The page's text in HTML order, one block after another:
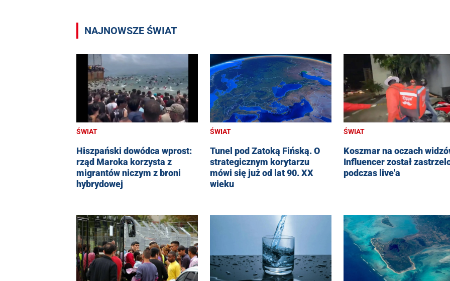
NAJNOWSZE ŚWIAT
ŚWIAT
Hiszpański dowódca wprost:
rząd Maroka korzysta z
migrantów niczym z broni
hybrydowej
ŚWIAT
Tunel pod Zatoką Fińską. O
strategicznym korytarzu
mówi się już od lat 90. XX
wieku
ŚWIAT
Koszmar na oczach
Influencer został
podczas live'a